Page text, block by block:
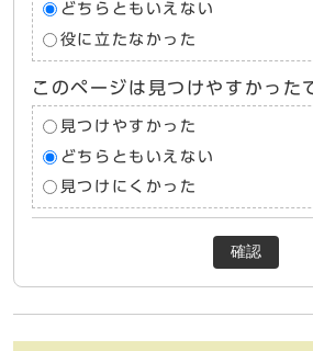
どちらともいえない
役に立たなかった
このページは見つけやすかった
見つけやすかった
どちらともいえない
見つけにくかった
確認